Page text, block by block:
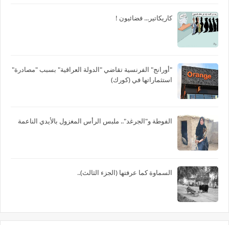
كاريكاتير... فضائيون !
"أورانج" الفرنسية تقاضي "الدولة العراقية" بسبب "مصادرة"
استثماراتها في (كورك)
الفوطة و"الجرغد".. ملبس الرأس المغزول بالأيدي الناعمة
السماوة كما عرفتها (الجزء الثالث)..